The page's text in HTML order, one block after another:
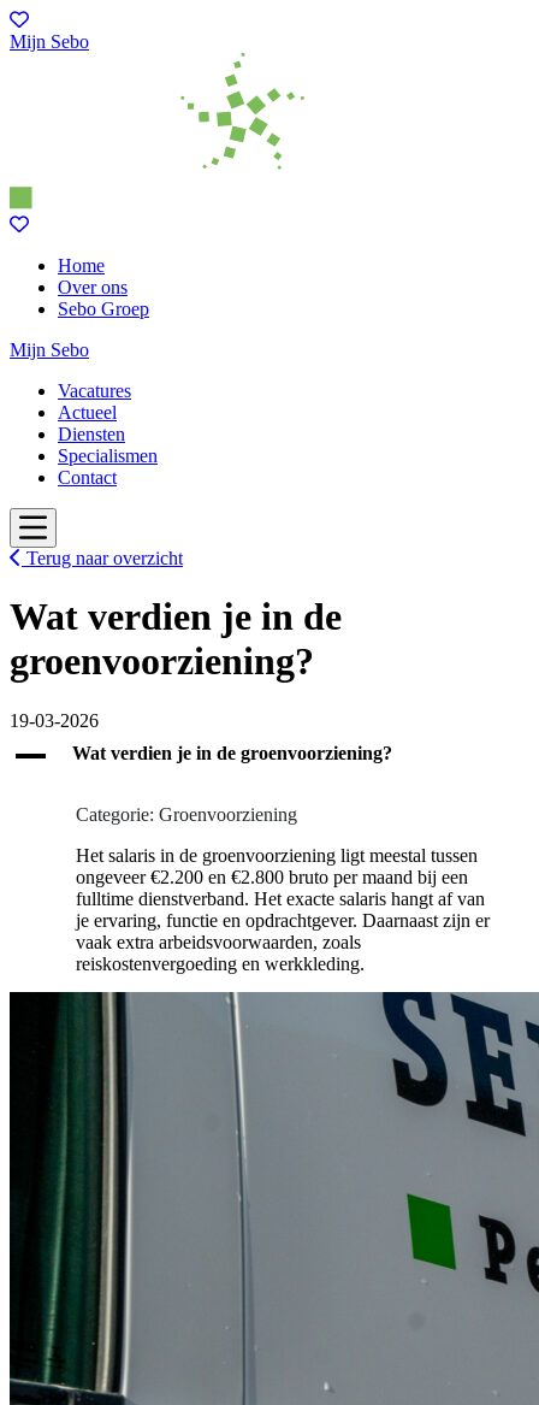
Mijn Sebo
Home
Over ons
Sebo Groep
Mijn Sebo
Vacatures
Actueel
Diensten
Specialismen
Contact
Terug naar overzicht
Wat verdien je in de
groenvoorziening?
19-03-2026
A Wat verdien je in de groenvoorziening?
Categorie: Groenvoorziening
Het salaris in de groenvoorziening ligt meestal tussen
ongeveer €2.200 en €2.800 bruto per maand bij een
fulltime dienstverband. Het exacte salaris hangt af van
je ervaring, functie en opdrachtgever. Daarnaast zijn er
vaak extra arbeidsvoorwaarden, zoals
reiskostenvergoeding en werkkleding.